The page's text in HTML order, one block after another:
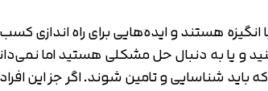
هستند و ایده‌هایی برای راه اندازی کسب
یا به دنبال حل مشکلی هستید اما
باید شناسایی و تامین شوند. اگر جز این